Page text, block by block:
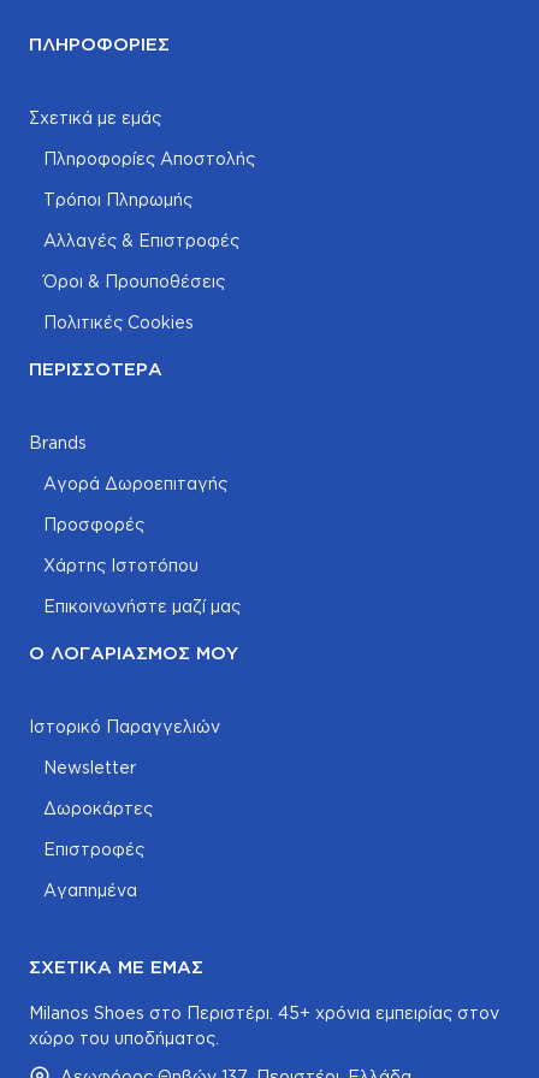
ΠΛΗΡΟΦΟΡΊΕΣ
Σχετικά με εμάς
Πληροφορίες Αποστολής
Τρόποι Πληρωμής
Αλλαγές & Επιστροφές
Όροι & Προυποθέσεις
Πολιτικές Cookies
ΠΕΡΙΣΣΌΤΕΡΑ
Brands
Αγορά Δωροεπιταγής
Προσφορές
Χάρτης Ιστοτόπου
Επικοινωνήστε μαζί μας
Ο ΛΟΓΑΡΙΑΣΜΌΣ ΜΟΥ
Ιστορικό Παραγγελιών
Newsletter
Δωροκάρτες
Επιστροφές
Αγαπημένα
ΣΧΕΤΙΚΆ ΜΕ ΕΜΆΣ
Milanos Shoes στο Περιστέρι. 45+ χρόνια εμπειρίας στον
χώρο του υποδήματος.